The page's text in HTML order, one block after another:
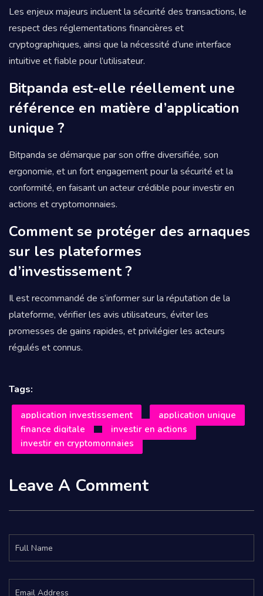
Les enjeux majeurs incluent la sécurité des transactions, le
respect des réglementations financières et
cryptographiques, ainsi que la nécessité d’une interface
intuitive et fiable pour l’utilisateur.
Bitpanda est-elle réellement une
référence en matière d’application
unique ?
Bitpanda se démarque par son offre diversifiée, son
ergonomie, et un fort engagement pour la sécurité et la
conformité, en faisant un acteur crédible pour investir en
actions et cryptomonnaies.
Comment se protéger des arnaques
sur les plateformes
d’investissement ?
Il est recommandé de s’informer sur la réputation de la
plateforme, vérifier les avis utilisateurs, éviter les
promesses de gains rapides, et privilégier les acteurs
régulés et connus.
Tags:
application investissement
application unique
finance digitale
investir en actions
investir en cryptomonnaies
Leave A Comment